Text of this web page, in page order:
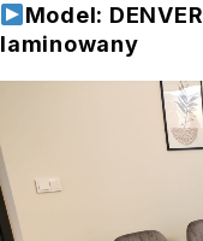
Model: DENVER
laminowany